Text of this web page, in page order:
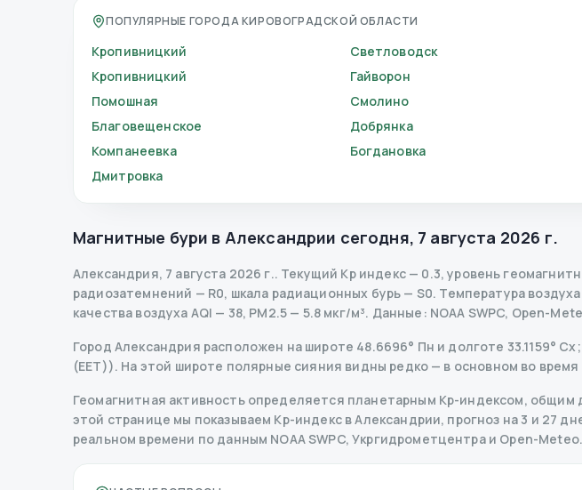
ПОПУЛЯРНЫЕ ГОРОДА КИРОВОГРАДСКОЙ ОБЛАСТИ
Кропивницкий Светловодск
Кропивницкий
Гайворон
Помошная
Смолино
Благовещенское
Добрянка
Компанеевка
Богдановка
Дмитровка
Магнитные бури в Александрии сегодня, 7 августа 2026 г.
Александрия, 7 августа 2026 г.. Текущий Kp индекс— 0.3,уровень
радиозатемнений — R0, шкала радиационных бурь — S0. Температура
качества воздуха AQI — 38, PM2.5 — 5.8 мкг/м³. Данные : NOAA SWPC, Open-
Город Александрия расположен на широте 48.6696° Пн и долготе 33.1159°
(EET)). На этой широте полярные сияния видны редко — в основном во
Геомагнитная активность определяется планетарным Kp-индексом,
этой странице мы показываем Kp-индекс в Александрии, прогноз на 3 и 27
реальном времени по данным NOAA SWPC, Укргидрометцентра и Open-Meteo.